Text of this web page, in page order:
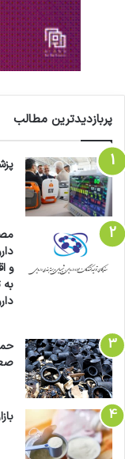
پربازدیدترین مطالب
و
به